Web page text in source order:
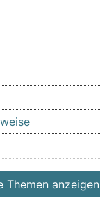
Themen anzeigen